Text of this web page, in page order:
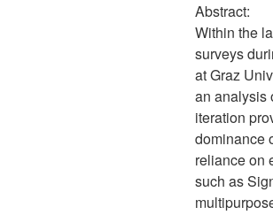
Abstract:
Within the
surveys
at Graz
an analysis
iteration
dominance
reliance on
such as